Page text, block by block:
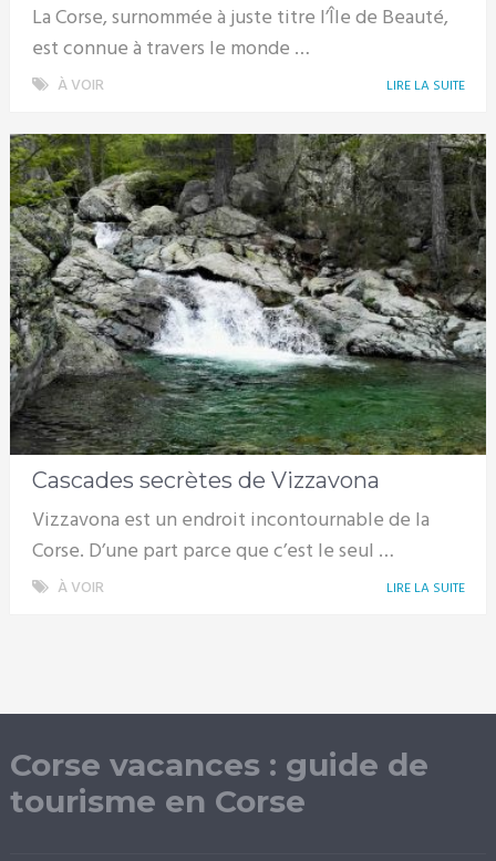
La Corse, surnommée à juste titre l’Île de Beauté,
est connue à travers le monde …
À VOIR LIRE LA SUITE
Cascades secrètes de Vizzavona
Vizzavona est un endroit incontournable de la
Corse. D’une part parce que c’est le seul …
À VOIR LIRE LA SUITE
Corse vacances : guide de
tourisme en Corse